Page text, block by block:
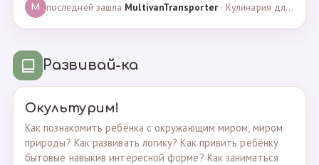
M последней зашла MultivanTransporter· Кулинария для более старших · 24.10.2024
Развивай-ка
Окультурим!
Как познакомить ребёнка с окружающим миром, миром
природы? Как развивать логику? Как привить ребёнку
бытовые навыкив интересной форме? Как заниматься